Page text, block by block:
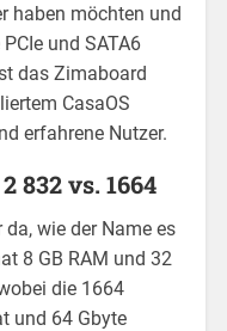
haben möchten und
und SATA6
das Zimaboard
CasaOS
erfahrene Nutzer.
832 vs. 1664
wie der Name es
8 GB RAM und 32
die 1664
und 64 Gbyte